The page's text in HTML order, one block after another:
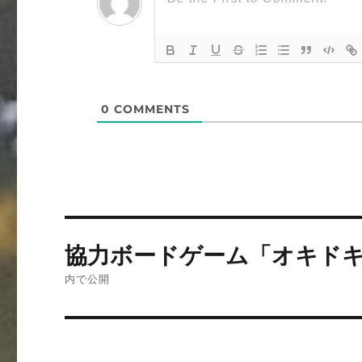
0 COMMENTS
稿
協力ボードゲーム「オキド
内で公開